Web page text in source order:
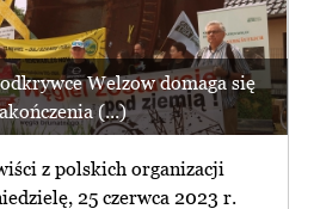
Welzow domaga się
(...)
z polskich organizacji
25 czerwca 2023 r.